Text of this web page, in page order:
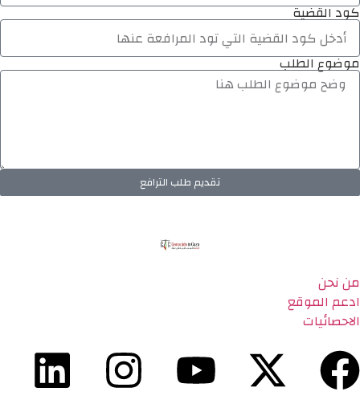
كود القضية
موضوع الطلب
تقديم طلب الترافع
من نحن
ادعم الموقع
الاحصائيات